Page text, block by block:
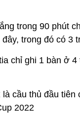
trong 90 phút
trong đó có 3
chỉ ghi 1 bàn ở 4
là cầu thủ đầu tiên
2022